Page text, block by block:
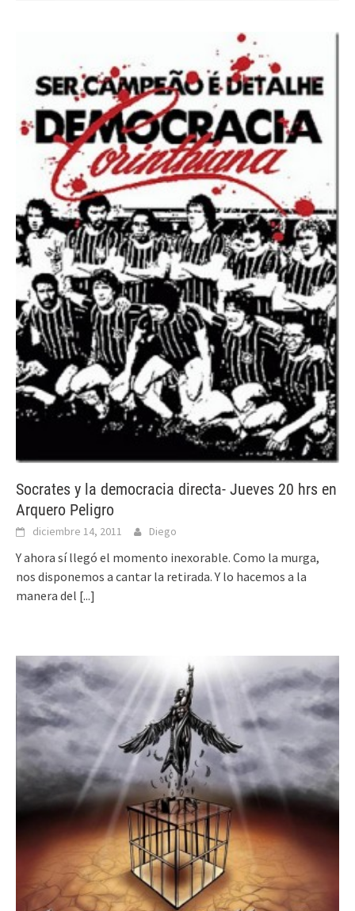
Socrates y la democracia directa- Jueves 20 hrs en
Arquero Peligro
diciembre 14, 2011 Diego
Y ahora sí llegó el momento inexorable. Como la murga,
nos disponemos a cantar la retirada. Y lo hacemos a la
manera del [...]